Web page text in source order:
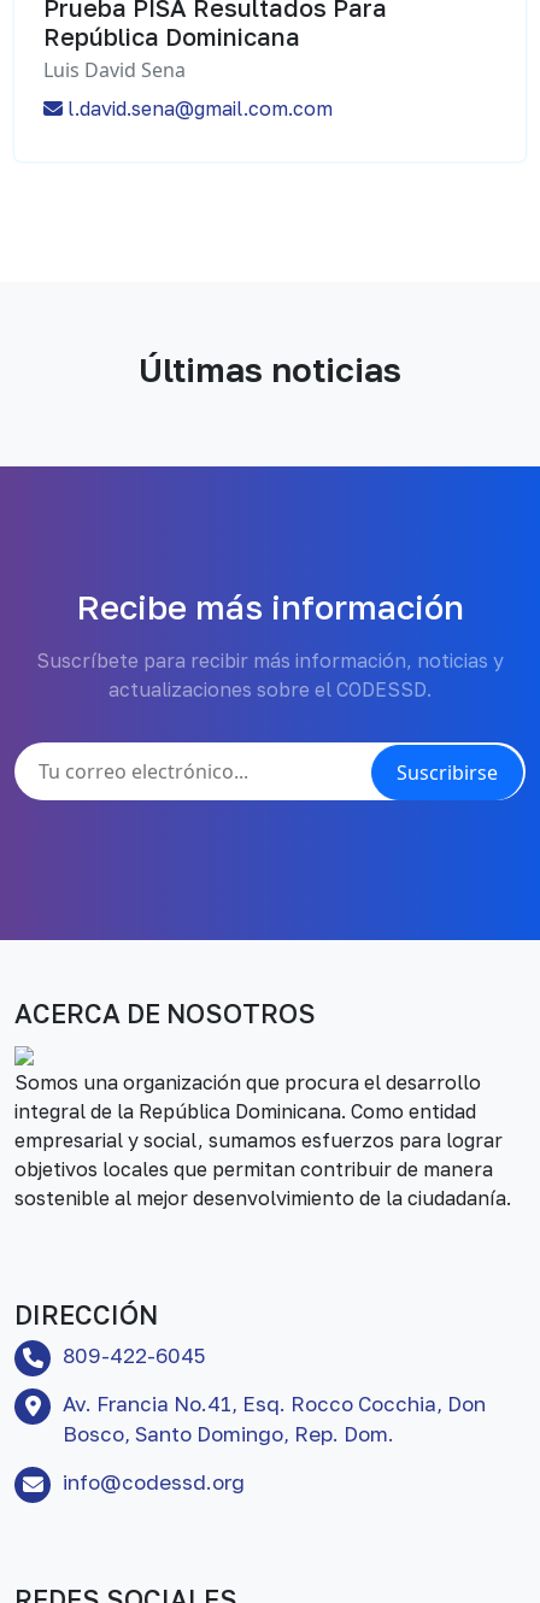
Prueba PISA Resultados Para
República Dominicana
Luis David Sena
l.david.sena@gmail.com.com
Últimas noticias
Recibe más información
Suscríbete para recibir más información, noticias y
actualizaciones sobre el CODESSD.
Suscribirse
ACERCA DE NOSOTROS
Somos una organización que procura el desarrollo
integral de la República Dominicana. Como entidad
empresarial y social, sumamos esfuerzos para lograr
objetivos locales que permitan contribuir de manera
sostenible al mejor desenvolvimiento de la ciudadanía.
DIRECCIÓN
809-422-6045
Av. Francia No.41, Esq. Rocco Cocchia, Don
Bosco, Santo Domingo, Rep. Dom.
info@codessd.org